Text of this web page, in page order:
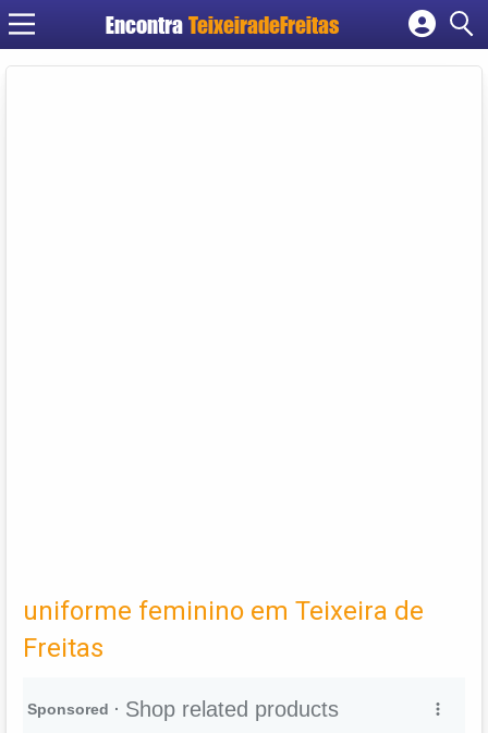
Encontra TeixeiradeFreitas
Cadastrar empresa
uniforme feminino em Teixeira de
Freitas